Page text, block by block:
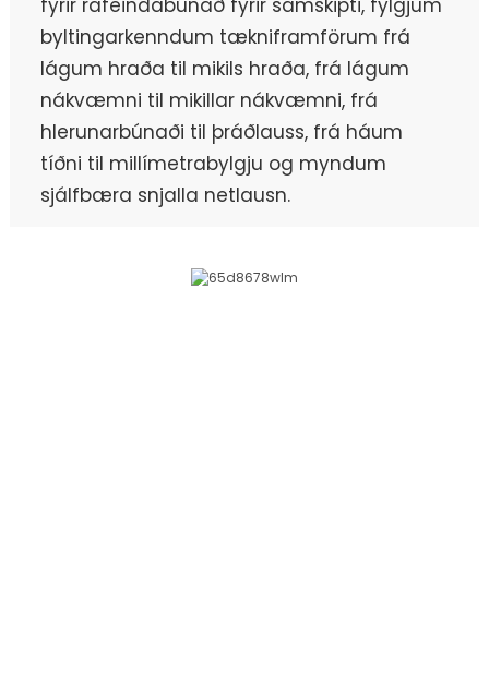
fyrir rafeindabúnað fyrir samskipti, fylgjum
byltingarkenndum tækniframförum frá
lágum hraða til mikils hraða, frá lágum
nákvæmni til mikillar nákvæmni, frá
hlerunarbúnaði til þráðlauss, frá háum
tíðni til millímetrabylgju og myndum
sjálfbæra snjalla netlausn.